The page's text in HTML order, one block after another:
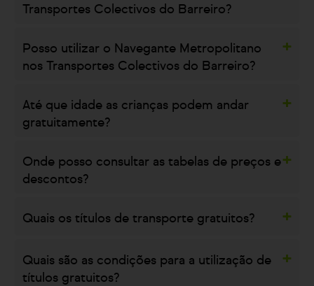
Transportes Colectivos do Barreiro?
Posso utilizar o Navegante Metropolitano
nos Transportes Colectivos do Barreiro?
Até que idade as crianças podem andar
gratuitamente?
Onde posso consultar as tabelas de preços e
descontos?
Quais os títulos de transporte gratuitos?
Quais são as condições para a utilização de
títulos gratuitos?